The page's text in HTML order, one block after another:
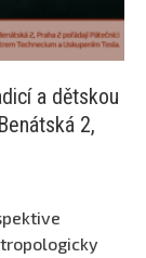
a dětskou
2,